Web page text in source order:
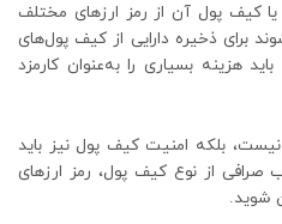
کیف پول آن از رمز ارزهای مختلف
برای ذخیره دارایی از کیف پول‌های
هزینه بسیاری را به‌عنوان کارمزد
بلکه امنیت کیف پول نیز باید
صرافی از نوع کیف پول، رمز ارزهای
شوید.